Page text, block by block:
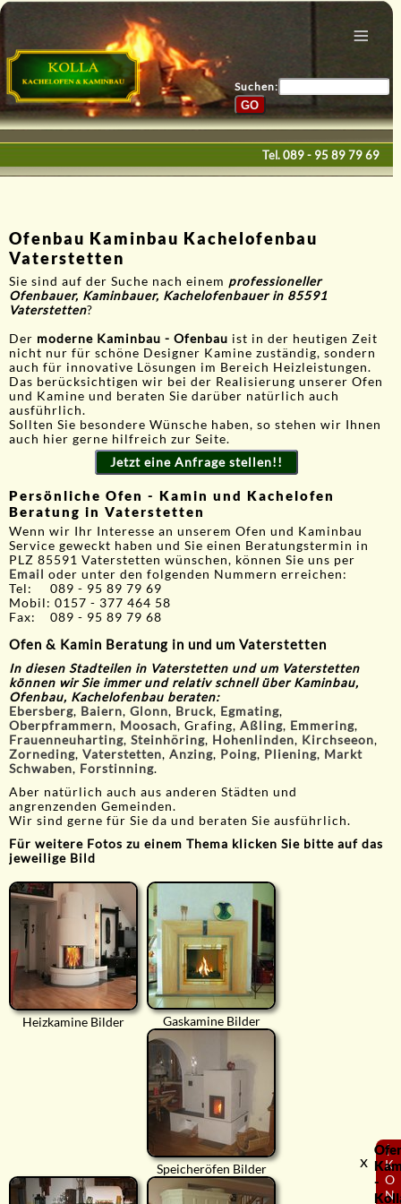
Menu
Bau & Design
Galerie
Service
Suchen:
Tel.089 - 95 89 79 69
Ofenbau Kaminbau Kachelofenbau
Vaterstetten
Sie sind auf der Suche nach einem professioneller
Ofenbauer, Kaminbauer, Kachelofenbauer in 85591
Vaterstetten?
Der moderne Kaminbau - Ofenbau ist in der heutigen Zeit
nicht nur für schöne Designer Kamine zuständig, sondern
auch für innovative Lösungen im Bereich Heizleistungen.
Das berücksichtigen wir bei der Realisierung unserer Ofen
und Kamine und beraten Sie darüber natürlich auch
ausführlich.
Sollten Sie besondere Wünsche haben, so stehen wir Ihnen
auch hier gerne hilfreich zur Seite.
Jetzt eine Anfrage stellen!!
Persönliche Ofen - Kamin und Kachelofen
Beratung in Vaterstetten
Wenn wir Ihr Interesse an unserem Ofen und Kaminbau
Service geweckt haben und Sie einen Beratungstermin in
PLZ 85591 Vaterstetten wünschen, können Sie uns per
Email oder unter den folgenden Nummern erreichen:
Tel: 089 - 95 89 79 69
Mobil: 0157 - 377 464 58
Fax: 089 - 95 89 79 68
Ofen & Kamin Beratung in und um Vaterstetten
In diesen Stadteilen in Vaterstetten und um Vaterstetten
können wir Sie immer und relativ schnell über Kaminbau,
Ofenbau, Kachelofenbau beraten:
Ebersberg, Baiern, Glonn, Bruck, Egmating,
Oberpframmern, Moosach, Grafing, Aßling, Emmering,
Frauenneuharting, Steinhöring, Hohenlinden, Kirchseeon,
Zorneding, Vaterstetten, Anzing, Poing, Pliening, Markt
Schwaben, Forstinning.
Aber natürlich auch aus anderen Städten und
angrenzenden Gemeinden.
Wir sind gerne für Sie da und beraten Sie ausführlich.
Für weitere Fotos zu einem Thema klicken Sie bitte auf das
jeweilige Bild
Heizkamine Bilder Gaskamine Bilder
Speicheröfen Bilder
⟨
K
O
N
-
x